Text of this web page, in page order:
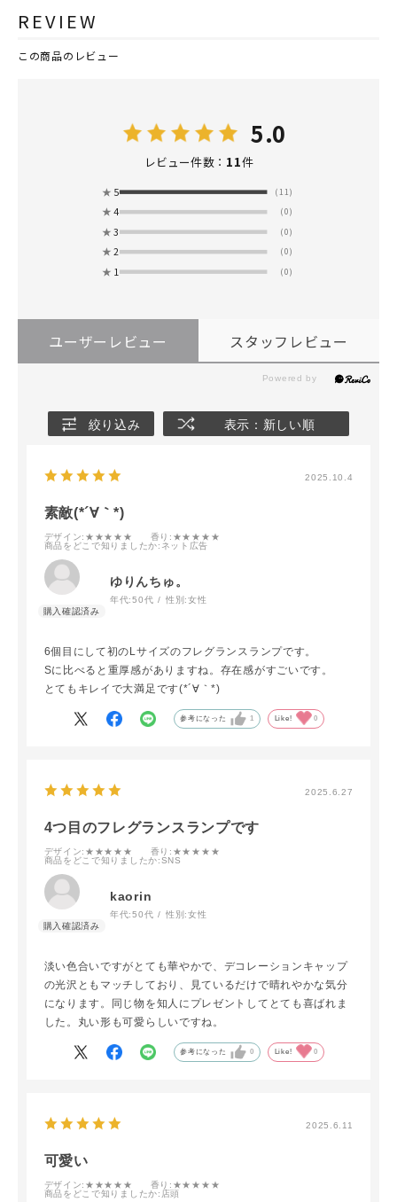
REVIEW
この商品のレビュー
5.0
レビュー件数： 11件
★ 5 (11)
★ 4 (0)
★ 3 (0)
★ 2 (0)
★ 1 (0)
ユーザーレビュー スタッフレビュー
絞り込み 表示：新しい順
2025.10.4
素敵(*´∀｀*)
デザイン:★★★★★ 香り :★★★★★
商品をどこで知りましたか:ネット広告
ゆりんちゅ。
年代:50代 性別:女性
6個目にして初のLサイズのフレグランスランプです。
Sに比べると重厚感がありますね。存在感がすごいです。
とてもキレイで大満足です(*´∀｀*)
参考になった 1 Like! 0
2025.6.27
4つ目のフレグランスランプです
デザイン:★★★★★ 香り :★★★★★
商品をどこで知りましたか:SNS
kaorin
年代:50代 性別:女性
淡い色合いですがとても華やかで、デコレーションキャップ
の光沢ともマッチしており、見ているだけで晴れやかな気分
になります。同じ物を知人にプレゼントしてとても喜ばれま
した。丸い形も可愛らしいですね。
参考になった 0 Like! 0
2025.6.11
可愛い
デザイン:★★★★★ 香り :★★★★★
商品をどこで知りましたか:店頭